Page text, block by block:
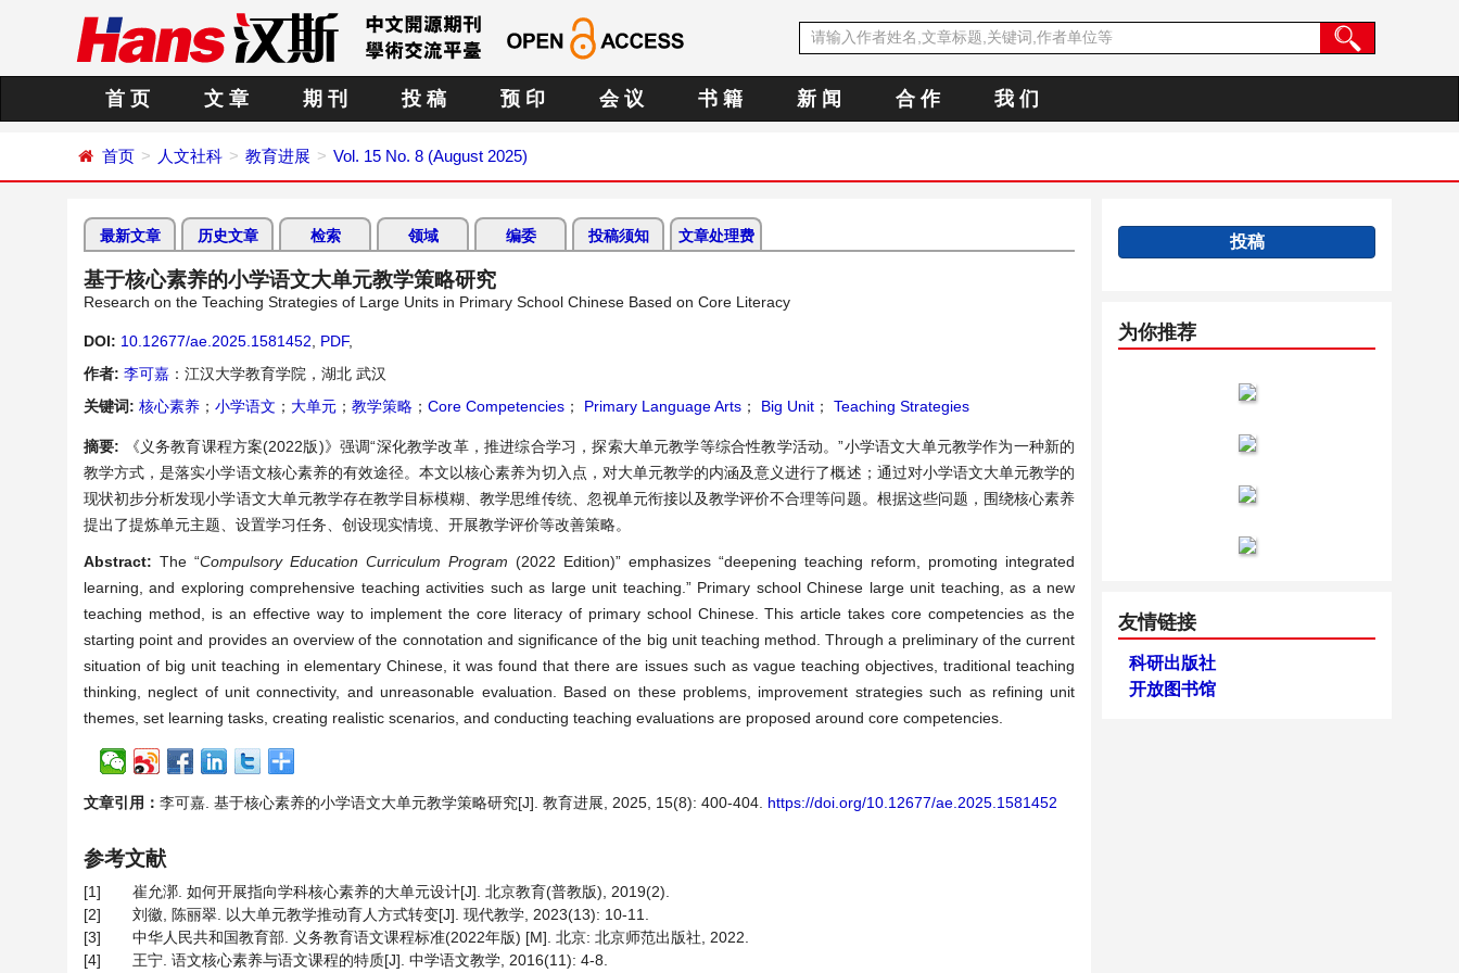
首 页 文 章 期 刊 投 稿 预 印 会 议 书 籍 新 闻 合 作 我 们
首页 人文社科 教育进展 Vol. 15 No. 8 (August 2025)
最新文章 历史文章 检索 领域 编委 投稿须知 文章处理费
基于核心素养的小学语文大单元教学策略研究
Research on the Teaching Strategies of Large Units in Primary School Chinese Based on Core Literacy
DOI: 10.12677/ae.2025.1581452 PDF,
作者: 李可嘉 ：江汉大学教育学院，湖北 武汉
关键词: 核心素养 ； 小学语文 ； 大单元 ； 教学策略 ； Core Competencies ； Primary Language Arts ； Big Unit ； Teaching Strategies
摘要:
《义务教育课程方案(2022版)》强调“深化教学改革，推进综合学习，探索大单元教学等综合性教学活动。”小学语文大单元教学作为一种新的
教学方式，是落实小学语文核心素养的有效途径。本文以核心素养为切入点，对大单元教学的内涵及意义进行了概述；通过对小学语文大单元教学的
现状初步分析发现小学语文大单元教学存在教学目标模糊、教学思维传统、忽视单元衔接以及教学评价不合理等问题。根据这些问题，围绕核心素养
提出了提炼单元主题、设置学习任务、创设现实情境、开展教学评价等改善策略。
Abstract:The “Compulsory Education Curriculum Program (2022 Edition)” emphasizes “deepening teaching reform, promoting integrated
learning, and exploring comprehensive teaching activities such as large unit teaching.” Primary school Chinese large unit teaching, as a new
teaching method, is an effective way to implement the core literacy of primary school Chinese. This article takes core competencies as the
starting point and provides an overview of the connotation and significance of the big unit teaching method. Through a preliminary of the current
situation of big unit teaching in elementary Chinese, it was found that there are issues such as vague teaching objectives, traditional teaching
thinking, neglect of unit connectivity, and unreasonable evaluation. Based on these problems, improvement strategies such as refining unit
themes, set learning tasks, creating realistic scenarios, and conducting teaching evaluations are proposed around core competencies.
文章引用： 李可嘉. 基于核心素养的小学语文大单元教学策略研究[J]. 教育进展, 2025, 15(8): 400-404. https://doi.org/10.12677/ae.2025.1581452
参考文献
[1]
崔允漷. 如何开展指向学科核心素养的大单元设计[J]. 北京教育(普教版), 2019(2).
[2]
刘徽, 陈丽翠. 以大单元教学推动育人方式转变[J]. 现代教学, 2023(13): 10-11.
[3]
中华人民共和国教育部. 义务教育语文课程标准(2022年版) [M]. 北京: 北京师范出版社, 2022.
[4]
王宁. 语文核心素养与语文课程的特质[J]. 中学语文教学, 2016(11): 4-8.
投稿
为你推荐
友情链接
科研出版社
开放图书馆